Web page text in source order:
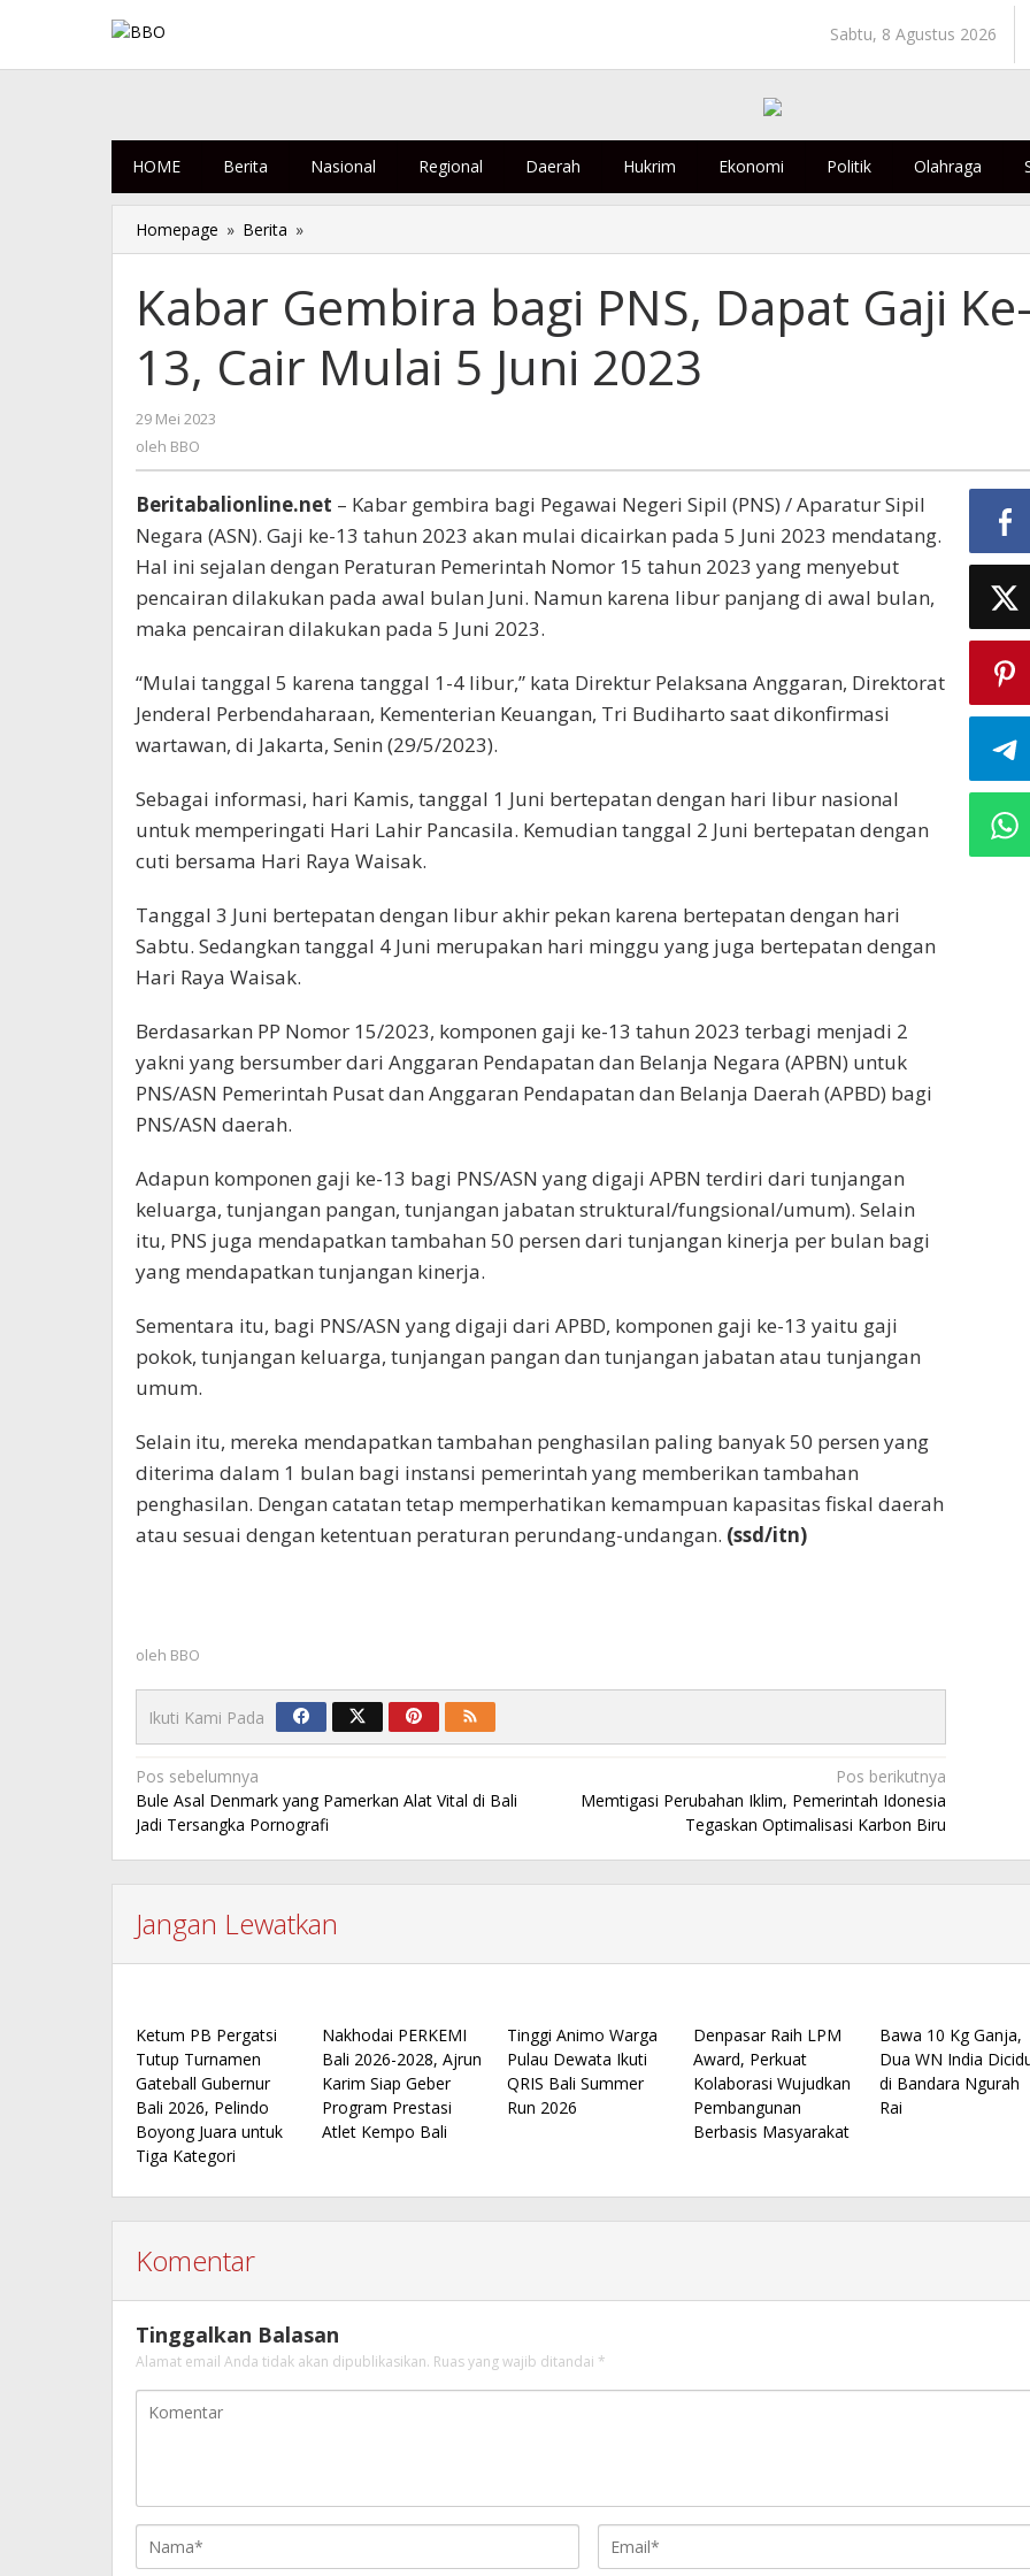
Sabtu, 8 Agustus 2026
HOME Berita Nasional Regional Daerah Hukrim Ekonomi Politik Olahraga
Homepage » Berita »
Gembira
PNS,
Dapat
Gaji
Ke-
5
Juni
2023
Kabar Gembira bagi PNS, Dapat Gaji
13, Cair Mulai 5 Juni 2023
29 Mei 2023
oleh BBO
Beritabalionline.net – Kabar gembira bagi Pegawai Negeri Sipil (PNS) / Aparatur Sipil
Negara (ASN). Gaji ke-13 tahun 2023 akan mulai dicairkan pada 5 Juni 2023 mendatang.
Hal ini sejalan dengan Peraturan Pemerintah Nomor 15 tahun 2023 yang menyebut
pencairan dilakukan pada awal bulan Juni. Namun karena libur panjang di awal bulan,
maka pencairan dilakukan pada 5 Juni 2023.
“Mulai tanggal 5 karena tanggal 1-4 libur,” kata Direktur Pelaksana Anggaran, Direktorat
Jenderal Perbendaharaan, Kementerian Keuangan, Tri Budiharto saat dikonfirmasi
wartawan, di Jakarta, Senin (29/5/2023).
Sebagai informasi, hari Kamis, tanggal 1 Juni bertepatan dengan hari libur nasional
untuk memperingati Hari Lahir Pancasila. Kemudian tanggal 2 Juni bertepatan dengan
cuti bersama Hari Raya Waisak.
Tanggal 3 Juni bertepatan dengan libur akhir pekan karena bertepatan dengan hari
Sabtu. Sedangkan tanggal 4 Juni merupakan hari minggu yang juga bertepatan dengan
Hari Raya Waisak.
Berdasarkan PP Nomor 15/2023, komponen gaji ke-13 tahun 2023 terbagi menjadi 2
yakni yang bersumber dari Anggaran Pendapatan dan Belanja Negara (APBN) untuk
PNS/ASN Pemerintah Pusat dan Anggaran Pendapatan dan Belanja Daerah (APBD) bagi
PNS/ASN daerah.
Adapun komponen gaji ke-13 bagi PNS/ASN yang digaji APBN terdiri dari tunjangan
keluarga, tunjangan pangan, tunjangan jabatan struktural/fungsional/umum). Selain
itu, PNS juga mendapatkan tambahan 50 persen dari tunjangan kinerja per bulan bagi
yang mendapatkan tunjangan kinerja.
Sementara itu, bagi PNS/ASN yang digaji dari APBD, komponen gaji ke-13 yaitu gaji
pokok, tunjangan keluarga, tunjangan pangan dan tunjangan jabatan atau tunjangan
umum.
Selain itu, mereka mendapatkan tambahan penghasilan paling banyak 50 persen yang
diterima dalam 1 bulan bagi instansi pemerintah yang memberikan tambahan
penghasilan. Dengan catatan tetap memperhatikan kemampuan kapasitas fiskal daerah
atau sesuai dengan ketentuan peraturan perundang-undangan. (ssd/itn)
oleh BBO
Ikuti Kami Pada
Navigasi
pos
Pos sebelumnya
Bule Asal Denmark yang Pamerkan Alat Vital di Bali
Jadi Tersangka Pornografi
Pos berikutnya
Memtigasi Perubahan Iklim, Pemerintah Idonesia
Tegaskan Optimalisasi Karbon Biru
Jangan Lewatkan
Ketum PB Pergatsi
Tutup Turnamen
Gateball Gubernur
Bali 2026, Pelindo
Boyong Juara untuk
Tiga Kategori
Nakhodai PERKEMI
Bali 2026-2028, Ajrun
Karim Siap Geber
Program Prestasi
Atlet Kempo Bali
Tinggi Animo Warga
Pulau Dewata Ikuti
QRIS Bali Summer
Run 2026
Denpasar Raih LPM
Award, Perkuat
Kolaborasi Wujudkan
Pembangunan
Berbasis Masyarakat
Bawa 10 Kg Ganja,
Dua WN India
di Bandara Ngurah
Rai
Komentar
Tinggalkan Balasan
Alamat email Anda tidak akan dipublikasikan. Ruas yang wajib ditandai *